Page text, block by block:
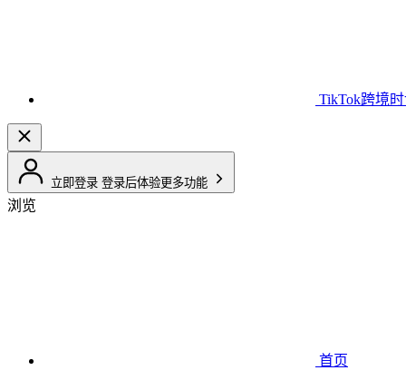
TikTok跨境
立即登录 登录后体验更多功能
浏览
首页